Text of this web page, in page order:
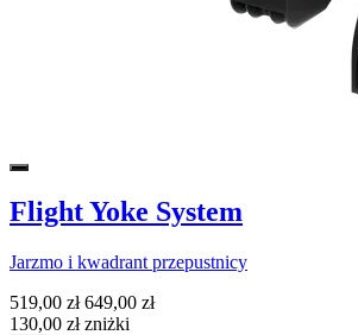
Flight Yoke System
Jarzmo i kwadrant przepustnicy
519,00 zł 649,00 zł
130,00 zł zniżki